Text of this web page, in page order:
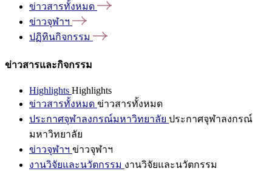
ข่าวสารทั้งหมด
ข่าวจุฬาฯ
ปฏิทินกิจกรรม
ข่าวสารและกิจกรรม
Highlights Highlights
ข่าวสารทั้งหมด ข่าวสารทั้งหมด
ประกาศจุฬาลงกรณ์มหาวิทยาลัย ประกาศจุฬาลงกรณ์
มหาวิทยาลัย
ข่าวจุฬาฯ ข่าวจุฬาฯ
งานวิจัยและนวัตกรรม งานวิจัยและนวัตกรรม